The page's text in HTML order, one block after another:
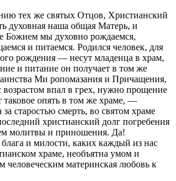
тех же святых Отцов, Христианский
духовная наша общая Матерь, и
Божием мы духовно рождаемся,
и питаемся. Родился человек, для
рождения — несут младенца в храм,
и питание он получает в том же
Ми ропомазания и Причащения,
впал в грех, нужно прощение
таковое опять в том же храме, —
за старостью смерть, во святом храме
христианский долг погребения
молитвы и приношения. Да!
и милости, каких каждый из нас
храме, необъятна умом и
человеческим материнская любовь к